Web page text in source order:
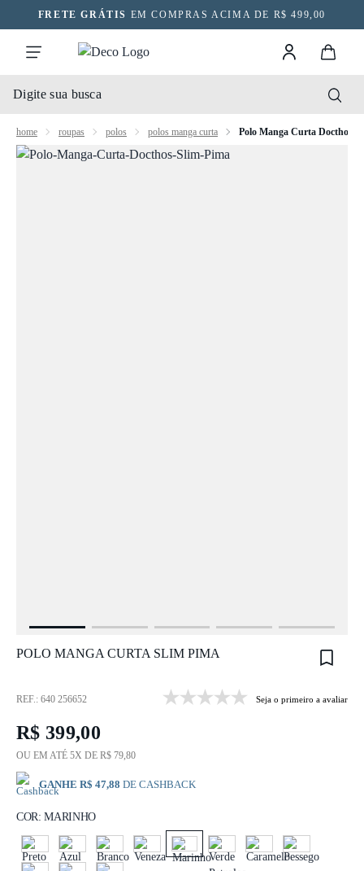
FRETE GRÁTIS EM COMPRAS ACIMA DE R$ 499,00
home roupas polos polos manga curta Polo Manga Curta Docthos
POLO MANGA CURTA SLIM PIMA
REF.: 640 256652 Seja o primeiro a avaliar
R$ 399,00
OU EM ATÉ 5X DE R$ 79,80
GANHE R$ 47,88 DE CASHBACK
COR:MARINHO
PRETOAZUL BRANCOVENEZAMARINHOVERDE PETROLEO
CARAMELOPESSEGO